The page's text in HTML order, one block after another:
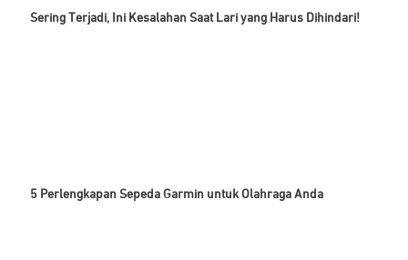
Sering Terjadi, Ini Kesalahan Saat Lari yang Harus Dihindari!
5 Perlengkapan Sepeda Garmin untuk Olahraga Anda